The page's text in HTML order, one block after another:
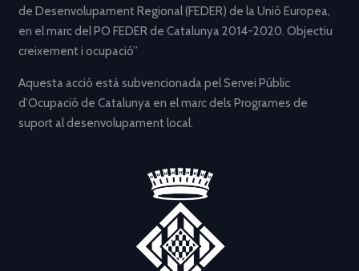
de Desenvolupament Regional (FEDER) de la Unió Europea,
en el marc del PO FEDER de Catalunya 2014-2020. Objectiu
creixement i ocupació”
Aquesta acció està subvencionada pel Servei Públic
d’Ocupació de Catalunya en el marc dels Programes de
suport al desenvolupament local.